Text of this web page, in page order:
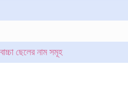
ছেলের নাম সমূহ